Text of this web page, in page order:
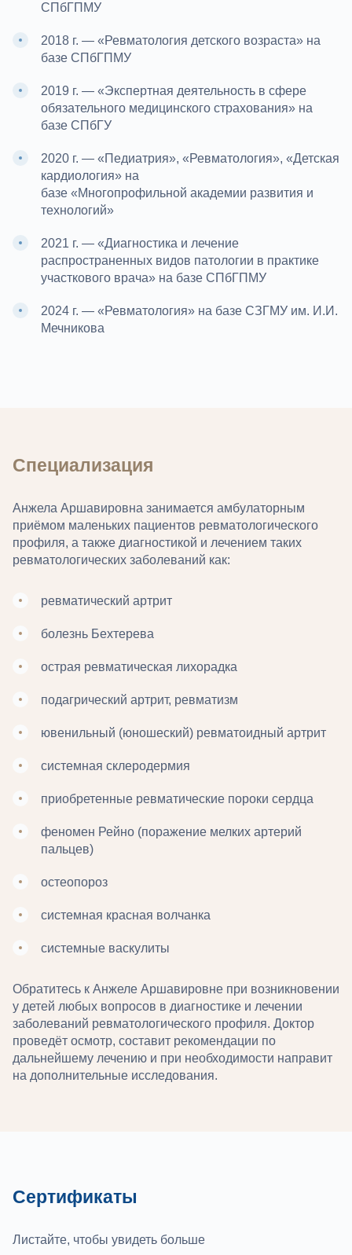
СПбГПМУ
2018 г. — «Ревматология детского возраста» на
базе СПбГПМУ
2019 г. — «Экспертная деятельность в сфере
обязательного медицинского страхования» на
базе СПбГУ
2020 г. — «Педиатрия», «Ревматология», «Детская
кардиология» на
базе «Многопрофильной академии развития и
технологий»
2021 г. — «Диагностика и лечение
распространенных видов патологии в практике
участкового врача» на базе СПбГПМУ
2024 г. — «Ревматология» на базе СЗГМУ им. И.И.
Мечникова
Специализация
Анжела Аршавировна занимается амбулаторным
приёмом маленьких пациентов ревматологического
профиля, а также диагностикой и лечением таких
ревматологических заболеваний как:
ревматический артрит
болезнь Бехтерева
острая ревматическая лихорадка
подагрический артрит, ревматизм
ювенильный (юношеский) ревматоидный артрит
системная склеродермия
приобретенные ревматические пороки сердца
феномен Рейно (поражение мелких артерий
пальцев)
остеопороз
системная красная волчанка
системные васкулиты
Обратитесь к Анжеле Аршавировне при возникновении
у детей любых вопросов в диагностике и лечении
заболеваний ревматологического профиля. Доктор
проведёт осмотр, составит рекомендации по
дальнейшему лечению и при необходимости направит
на дополнительные исследования.
Сертификаты
Листайте, чтобы увидеть больше